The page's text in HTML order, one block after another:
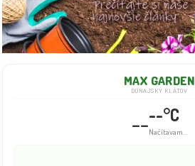
MAX GARDEN
DUNAJSKÝ KLÁTOV
----°C
Načítavam...